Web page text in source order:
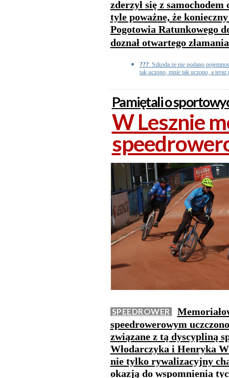
zderzył się z
tyle poważne, że
Pogotowia Ratunkowego
doznał otwartego
???: Szkoda ze nie podano
tak uczono, mnie tak uczono, a
Pamiętali o
W Lesznie
SPEEDROWER
speedrowerowym
związane z tą dyscypliną
Włodarczyka i Henryka
nie tylko rywalizacyjny
okazją do wspomnienia